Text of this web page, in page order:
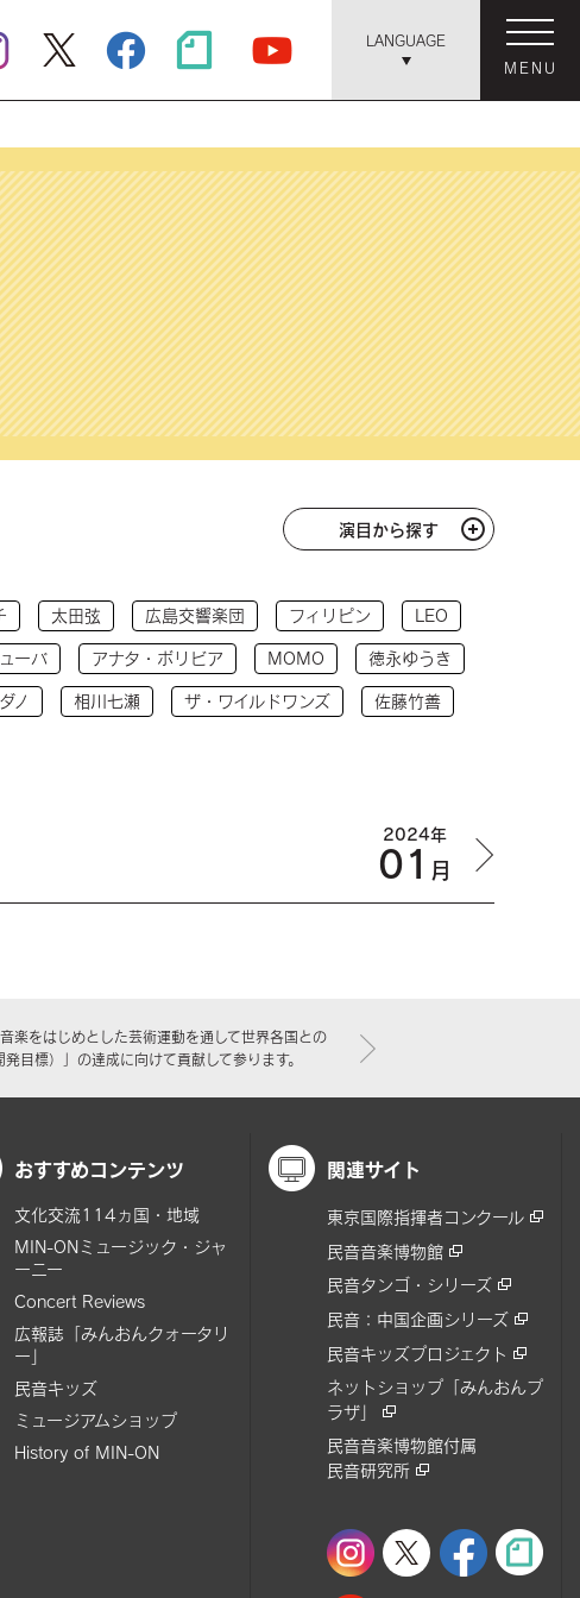
LANGUAGE
MENU
演目から探す
太田弦 広島交響楽団 フィリピン LEO
ーバ アナタ・ボリビア MOMO 徳永ゆうき
ノ 相川七瀬 ザ・ワイルドワンズ 佐藤竹善
2024年
01 月
楽をはじめとした芸術運動を通して世界各国との
目標）」の達成に向けて貢献して参ります。
おすすめコンテンツ
文化交流114ヵ国・地域
MIN-ONミュージック・ジャ
ーニー
Concert Reviews
広報誌「みんおんクォータリ
ー」
民音キッズ
ミュージアムショップ
History of MIN-ON
関連サイト
東京国際指揮者コンクール
民音音楽博物館
民音タンゴ・シリーズ
民音：中国企画シリーズ
民音キッズプロジェクト
ネットショップ「みんおんプ
ラザ」
民音音楽博物館付属
民音研究所